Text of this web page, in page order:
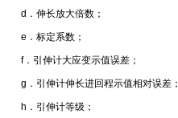
d．伸长放大倍数；
e．标定系数；
f．引伸计大应变示值误差；
g．引伸计伸长进回程示值相对误差；
h．引伸计等级；